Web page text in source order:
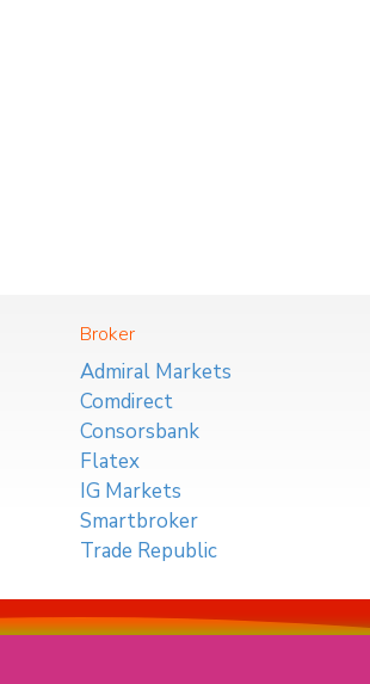
Broker
Admiral Markets
Comdirect
Consorsbank
Flatex
IG Markets
Smartbroker
Trade Republic